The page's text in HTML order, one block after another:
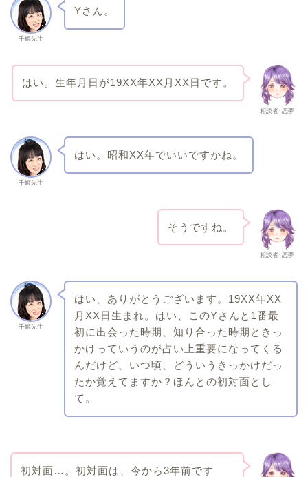
千姫先生
Yさん。
相談者･恋夢
はい。生年月日が19XX年XX月XX日です。
千姫先生
はい。昭和XX年でいいですかね。
相談者･恋夢
そうですね。
千姫先生
はい、ありがとうございます。19XX年XX
月XX日生まれ。はい、このYさんと1番最
初に出会った時期、知り合った時期ときっ
かけっていうのが占い上重要になってくる
んだけど、いつ頃、どういうきっかけだっ
たか覚えてますか？ほんとの初対面とし
て。
初対面…。初対面は、今から3年前です